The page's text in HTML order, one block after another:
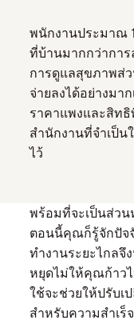
พนักงานประมาณ
ที่บ้านมากกว่าการ
การดูแลสุขภาพส่
จ่ายลงได้อย่างมา
ราคาแพงและสิท
สำนักงานที่จำเป็น
ไว้
พร้อมที่จะเป็นส่วน
ตอนนี้คุณก็รู้จักปัจจั
ทำงานระยะไกลจึ
หยุดไม่ให้คุณก้าว
ใช้จะช่วยให้ปรับเ
สำหรับความสำเร็